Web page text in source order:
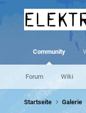
Community
Forum Wiki
Startseite Galerie